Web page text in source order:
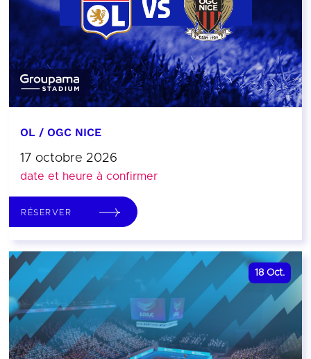
OL / OGC NICE
17 octobre 2026
date et heure à confirmer
RÉSERVER
18 Oct.